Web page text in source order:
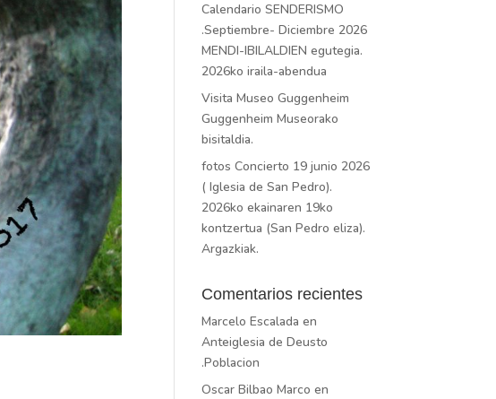
Calendario SENDERISMO
.Septiembre- Diciembre 2026
MENDI-IBILALDIEN egutegia.
2026ko iraila-abendua
Visita Museo Guggenheim
Guggenheim Museorako
bisitaldia.
fotos Concierto 19 junio 2026
( Iglesia de San Pedro).
2026ko ekainaren 19ko
kontzertua (San Pedro eliza).
Argazkiak.
Comentarios recientes
Marcelo Escalada en
Anteiglesia de Deusto
.Poblacion
Oscar Bilbao Marco en